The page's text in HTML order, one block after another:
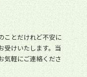
ことだけれど不安に
受けいたします。当
気軽にご連絡くださ